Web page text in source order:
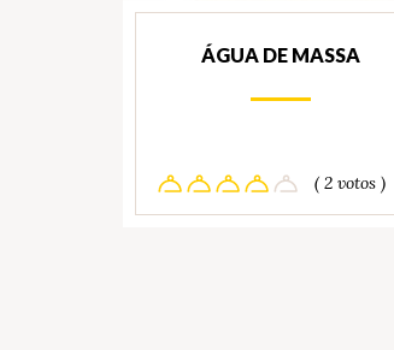
ÁGUA DE MASSA
( 2 votos )